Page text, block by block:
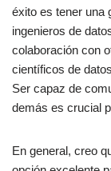
éxito es tener una
ingenieros de
colaboración con
científicos de
Ser capaz de
demás es crucial
En general, creo